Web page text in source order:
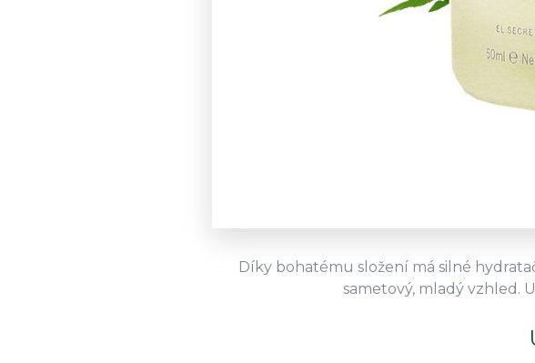
Díky bohatému složení má silné
sametový, mladý vzhled.